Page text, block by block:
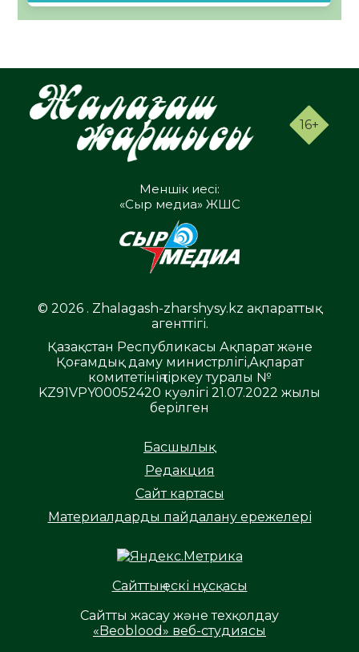
16+
Меншік иесі:
«Сыр медиа» ЖШС
© 2026 . Zhalagash-zharshysy.kz ақпараттық
агенттігі.
Қазақстан Республикасы Ақпарат және
Қоғамдық даму министрлігі,Ақпарат
комитетінің тіркеу туралы №
KZ91VPY00052420 куәлігі 21.07.2022 жылы
берілген
Басшылық
Редакция
Сайт картасы
Материалдарды пайдалану ережелері
Сайттың ескі нұсқасы
Сайтты жасау және техқолдау
«Beoblood» веб-студиясы